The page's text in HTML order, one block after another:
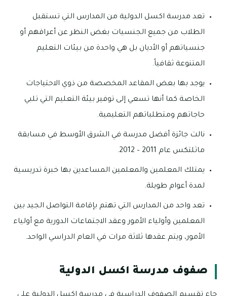
تعد مدرسة اكسل الدولية من المدارس التي تستقبل
الطلاب من جميع الجنسيات بغض النظر عن أعراقهم أو
جنسياتهم أو الأديان بل هي واحدة من بيئات التعليم
المتنوعة ثقافياً.
يوجد بها بعض المقاعد المخصصة من ذوي الاحتياجات
الخاصة كما أنها تسعي إلى توفير بيئة التعليم التي تلبي
حاجاتهم ومتطلباتهم التعليمية.
نالت جائزة أفضل مدرسة في الشرق الأوسط في مسابقة
ماثلتكس عام 2011 – 2012.
يمتلك المعلمين والمعلمين المساعدين بها خبرة تدريسية
لمدة أعوام طويلة.
تعد واحد من المدارس التي تهتم بإقامة التواصل الجيد بين
المعلمين وأولياء الأمور وعقد الاجتماعات الدورية مع أولياء
الأمور، ويتم عقدها ثلاثة مرات في العام الدراسي الواحد.
صفوف مدرسة اكسل الدولية